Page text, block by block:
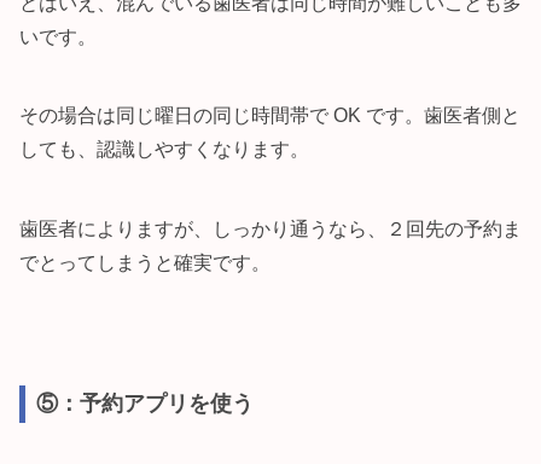
いです。
その場合は同じ曜日の同じ時間帯で OK です。歯医者側と
しても、認識しやすくなります。
歯医者によりますが、しっかり通うなら、２回先の予約ま
でとってしまうと確実です。
⑤：予約アプリを使う